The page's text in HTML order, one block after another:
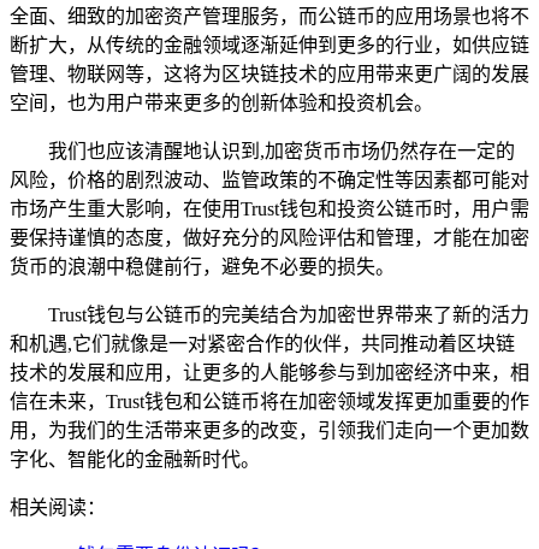
全面、细致的加密资产管理服务，而公链币的应用场景也将不
断扩大，从传统的金融领域逐渐延伸到更多的行业，如供应链
管理、物联网等，这将为区块链技术的应用带来更广阔的发展
空间，也为用户带来更多的创新体验和投资机会。
我们也应该清醒地认识到,加密货币市场仍然存在一定的
风险，价格的剧烈波动、监管政策的不确定性等因素都可能对
市场产生重大影响，在使用Trust钱包和投资公链币时，用户需
要保持谨慎的态度，做好充分的风险评估和管理，才能在加密
货币的浪潮中稳健前行，避免不必要的损失。
Trust钱包与公链币的完美结合为加密世界带来了新的活力
和机遇,它们就像是一对紧密合作的伙伴，共同推动着区块链
技术的发展和应用，让更多的人能够参与到加密经济中来，相
信在未来，Trust钱包和公链币将在加密领域发挥更加重要的作
用，为我们的生活带来更多的改变，引领我们走向一个更加数
字化、智能化的金融新时代。
相关阅读：